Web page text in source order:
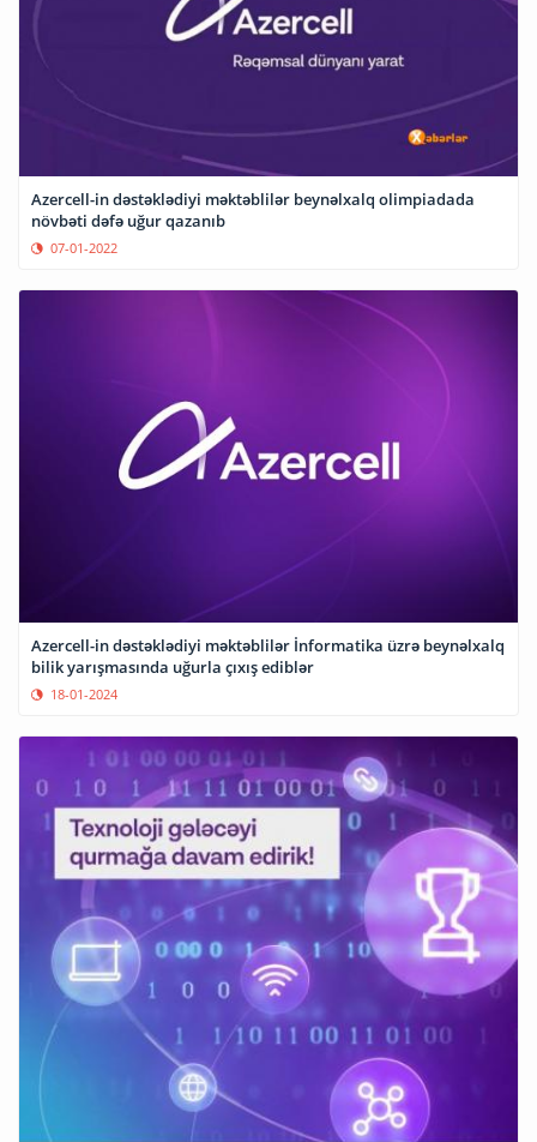
Azercell-in dəstəklədiyi məktəblilər beynəlxalq olimpiadada
növbəti dəfə uğur qazanıb
07-01-2022
Azercell-in dəstəklədiyi məktəblilər İnformatika üzrə beynəlxalq
bilik yarışmasında uğurla çıxış ediblər
18-01-2024